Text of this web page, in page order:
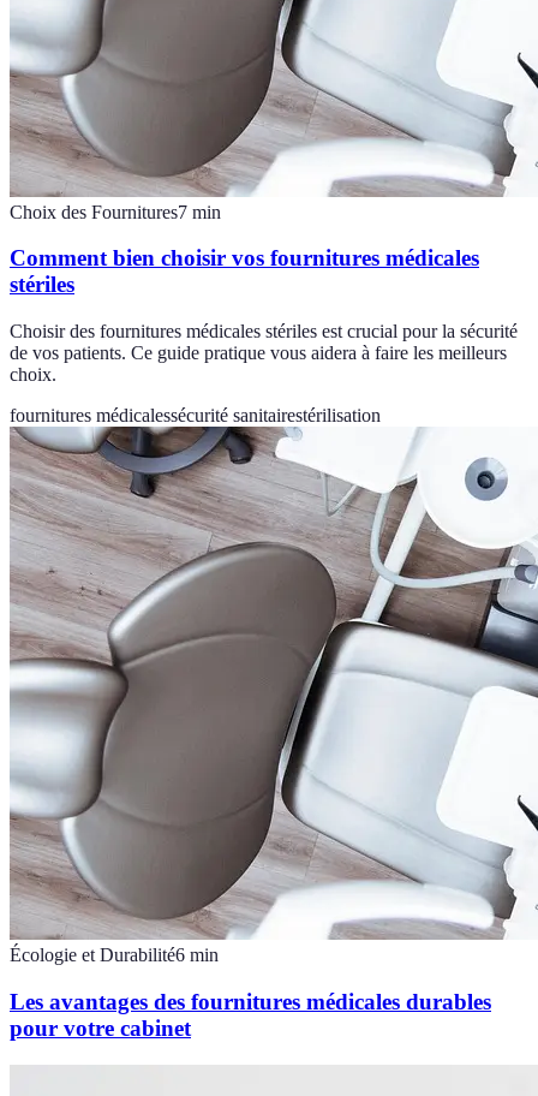
Choix des Fournitures7 min
Comment bien choisir vos fournitures médicales
stériles
Choisir des fournitures médicales stériles est crucial pour la sécurité
de vos patients. Ce guide pratique vous aidera à faire les meilleurs
choix.
fournitures médicalessécurité sanitairestérilisation
Écologie et Durabilité6 min
Les avantages des fournitures médicales durables
pour votre cabinet